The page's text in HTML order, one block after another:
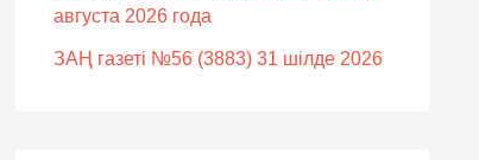
августа 2026 года
ЗАҢ газеті №56 (3883) 31 шілде 2026